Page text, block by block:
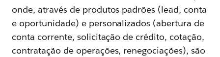
onde, através de produtos padrões (lead, conta
e oportunidade) e personalizados (abertura de
conta corrente, solicitação de crédito, cotação,
contratação de operações, renegociações), são